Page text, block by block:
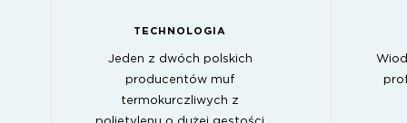
TECHNOLOGIA
Jeden z dwóch polskich
producentów muf
termokurczliwych z